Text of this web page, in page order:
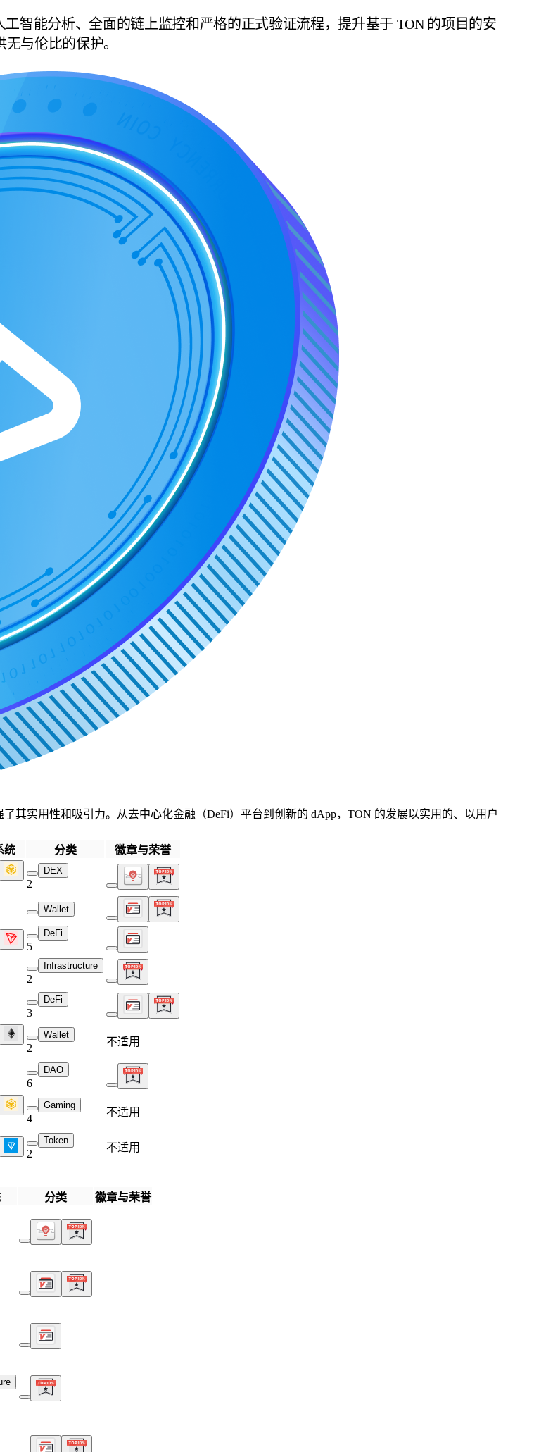
智能分析、全面的链上监控和严格的正式验证流程，提升基于 TON 的项目的安
与伦比的保护。
其实用性和吸引力。从去中心化金融（DeFi）平台到创新的 dApp，TON 的发展以实用的、以用户
统 分类 徽章与荣誉
DEX
2
Wallet
DeFi
5
Infrastructure
2
DeFi
3
Wallet
2
不适用
DAO
6
Gaming
4
不适用
Token
2
不适用
分类 徽章与荣誉